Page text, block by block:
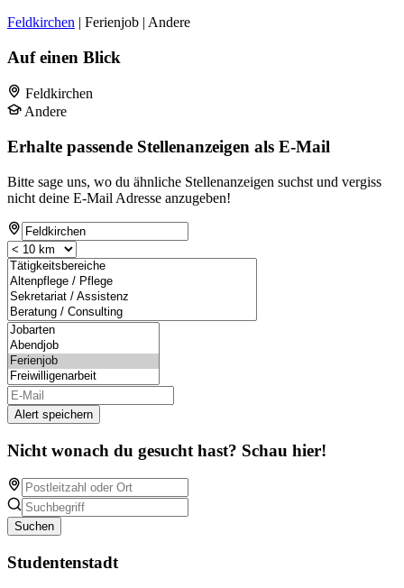
Feldkirchen | Ferienjob | Andere
Auf einen Blick
Feldkirchen
Andere
Erhalte passende Stellenanzeigen als E-Mail
Bitte sage uns, wo du ähnliche Stellenanzeigen suchst und vergiss
nicht deine E-Mail Adresse anzugeben!
Alert speichern
Nicht wonach du gesucht hast? Schau hier!
Suchen
Studentenstadt